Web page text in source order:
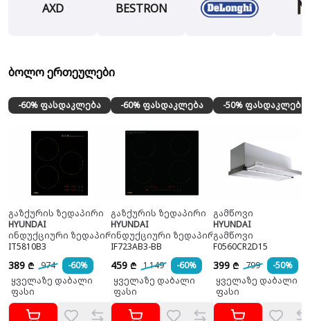
AXD BESTRON
ბოლო ერთეულები
-60% ფასდაკლება
გაზქურის ზედაპირი
HYUNDAI
ინდუქციური ზედაპირი
IT5810B3
389 ₾ 974
-60%
ყველაზე დაბალი
ფასი
-60% ფასდაკლება
გაზქურის ზედაპირი
HYUNDAI
ინდუქციური ზედაპირი
IF723AB3-BB
459 ₾ 1 149
-60%
ყველაზე დაბალი
ფასი
-50% ფასდაკლება
გამწოვი
HYUNDAI
გამწოვი
F0560CR2D15
399 ₾ 799
-50%
ყველაზე დაბალი
ფასი